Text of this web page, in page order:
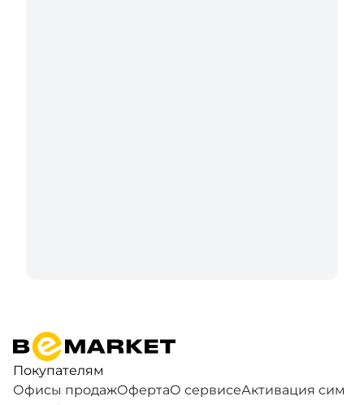
Покупателям
Офисы продажОфертаО сервисеАктивация сим